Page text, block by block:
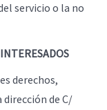
servicio o la no
derechos,
de C/